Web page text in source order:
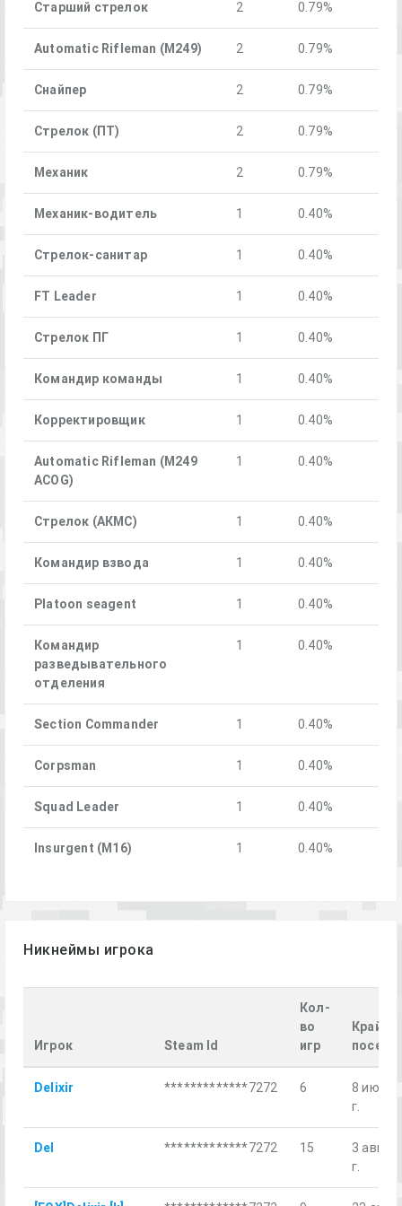
Старший стрелок 2 0.79%
Automatic Rifleman (M249) 2 0.79%
Снайпер 2 0.79%
Стрелок (ПТ) 2 0.79%
Механик 2 0.79%
Механик-водитель 1 0.40%
Стрелок-санитар 1 0.40%
FT Leader 1 0.40%
Стрелок ПГ 1 0.40%
Командир команды 1 0.40%
Корректировщик 1 0.40%
Automatic Rifleman (M249
ACOG)
1 0.40%
Стрелок (АКМС) 1 0.40%
Командир взвода 1 0.40%
Platoon seagent 1 0.40%
Командир
разведывательного
отделения
1 0.40%
Section Commander 1 0.40%
Corpsman 1 0.40%
Squad Leader 1 0.40%
Insurgent (M16) 1 0.40%
Никнеймы игрока
Игрок Steam Id
Кол-
во
игр
Delixir *************7272 6
8 июн.
г.
Del *************7272 15
3 авг.
г.